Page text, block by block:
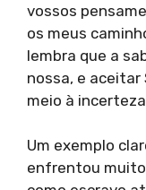
vossos
os meus
lembra que a
nossa, e aceitar
meio à
Um exemplo
enfrentou